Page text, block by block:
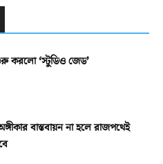
শুরু করলো ‘স্টুডিও জেড’
বাস্তবায়ন না হলে রাজপথেই